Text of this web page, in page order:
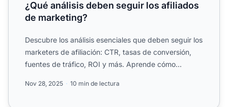
¿Qué análisis deben seguir los afiliados
de marketing?
Descubre los análisis esenciales que deben seguir los
marketers de afiliación: CTR, tasas de conversión,
fuentes de tráfico, ROI y más. Aprende cómo
Nov 28, 2025 10 min de lectura